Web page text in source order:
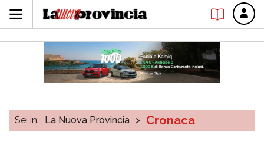
Sei in: La Nuova Provincia > Cronaca